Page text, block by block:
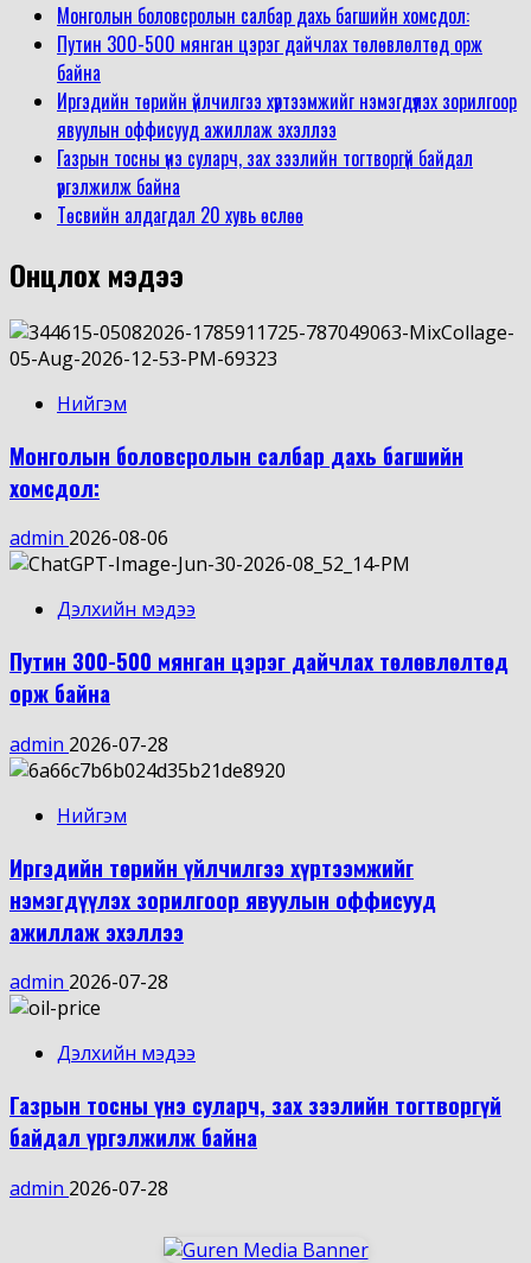
Монголын боловсролын салбар дахь багшийн хомсдол:
Путин 300-500 мянган цэрэг дайчлах төлөвлөлтөд орж
байна
Иргэдийн төрийн үйлчилгээ хүртээмжийг нэмэгдүүлэх зорилгоор
явуулын оффисууд ажиллаж эхэллээ
Газрын тосны үнэ суларч, зах зээлийн тогтворгүй байдал
үргэлжилж байна
Төсвийн алдагдал 20 хувь өслөө
Онцлох мэдээ
Нийгэм
Монголын боловсролын салбар дахь багшийн
хомсдол:
admin 2026-08-06
Дэлхийн мэдээ
Путин 300-500 мянган цэрэг дайчлах төлөвлөлтөд
орж байна
admin 2026-07-28
Нийгэм
Иргэдийн төрийн үйлчилгээ хүртээмжийг
нэмэгдүүлэх зорилгоор явуулын оффисууд
ажиллаж эхэллээ
admin 2026-07-28
Дэлхийн мэдээ
Газрын тосны үнэ суларч, зах зээлийн тогтворгүй
байдал үргэлжилж байна
admin 2026-07-28